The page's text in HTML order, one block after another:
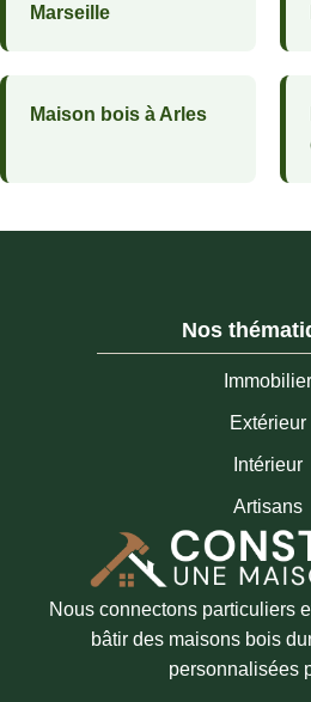
Marseille
Maison bois à Arles
Nos
Immobilier
Extérieur
Intérieur
Artisans
Nous connectons particuliers
bâtir des maisons bois
personnalisées